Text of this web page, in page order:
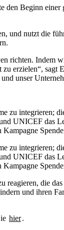
Beginn
und nutzt die
richten.
erzielen“,
unser
zu
UNICEF das
zu
UNICEF das
die
und ihren
hier.